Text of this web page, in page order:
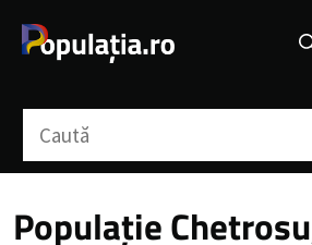
Populație